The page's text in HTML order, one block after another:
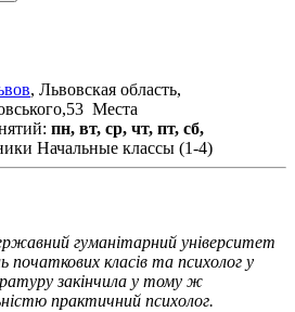
, Львовская область,
Места
пн, вт, ср, чт, пт, сб,
Начальные классы (1-4)
гуманітарний університет
початкових класів та психолог у
закінчила у тому ж
практичний психолог.